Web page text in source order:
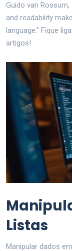
Guido van
and readability
language." Fique
artigos!
Listas
Manipular dados